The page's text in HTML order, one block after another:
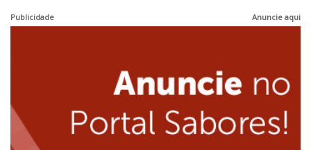
Japonesa e Oriental
Lanchonetes
Publicidade Anuncie aqui